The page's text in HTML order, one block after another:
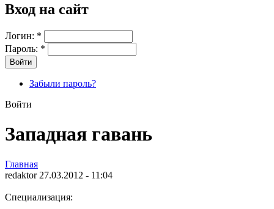
Вход на сайт
Логин: *
Пароль: *
Забыли пароль?
Войти
Западная гавань
Главная
redaktor 27.03.2012 - 11:04
Специализация: